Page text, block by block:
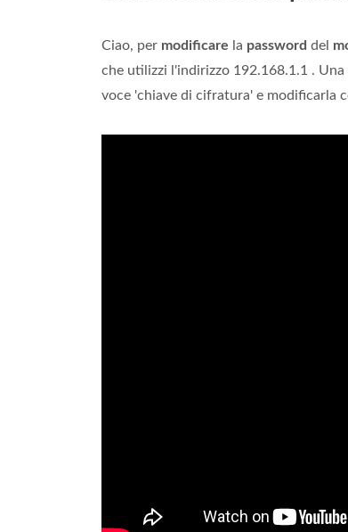
Ciao, per modificare la password del
che utilizzi l'indirizzo 192.168.1.1 .
voce 'chiave di cifratura' e modificarla